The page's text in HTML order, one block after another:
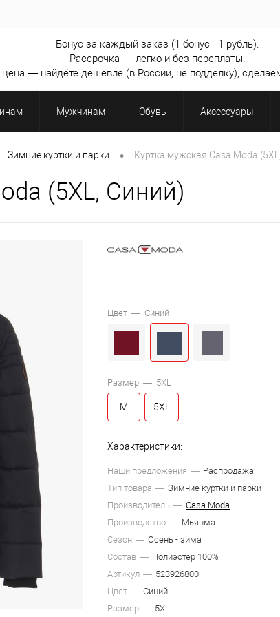
Бонус за каждый заказ (1 бонус =1 рубль).
Рассрочка — легко и без переплаты.
— найдёте дешевле (в России, не подделку),
Мужчинам Обувь Аксессуары
Зимние куртки и парки • Куртка мужская Casa Moda
(5XL, Синий)
Цвет — Синий
Размер — 5XL
M 5XL
Характеристики:
Наши предложения
Распродажа
Тип товара
Зимние куртки и парки
Производитель
Casa Moda
Производство
Мьянма
Сезон
Осень - зима
Состав
Полиэстер 100%
Артикул
523926800
Цвет
Синий
Размер
5XL